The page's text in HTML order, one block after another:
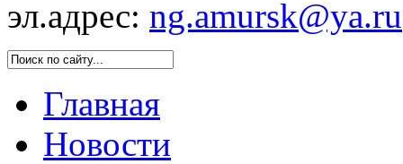
эл.адрес: ng.amursk@ya.ru
Главная
Новости